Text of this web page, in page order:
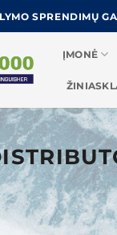
SPRENDIMŲ
ĮMONĖ